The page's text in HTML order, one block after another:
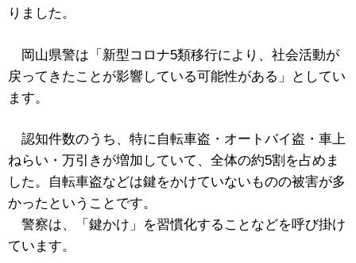
りました。
岡山県警は「新型コロナ5類移行により、社会活動が
戻ってきたことが影響している可能性がある」としてい
ます。
認知件数のうち、特に自転車盗・オートバイ盗・車上
ねらい・万引きが増加していて、全体の約5割を占めま
した。自転車盗などは鍵をかけていないものの被害が多
かったということです。
警察は、「鍵かけ」を習慣化することなどを呼び掛け
ています。